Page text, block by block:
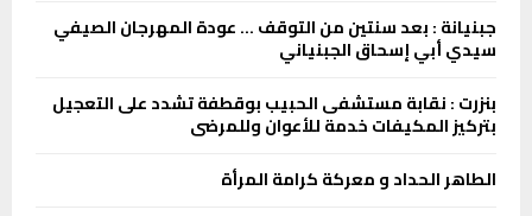
جبنيانة : بعد سنتين من التوقف … عودة المهرجان الصيفي
سيدي أبي إسحاق الجبنياني
بنزرت : نقابة مستشفى الحبيب بوقطفة تشدد على التعجيل
بتركيز المكيفات خدمة للأعوان وللمرضى
الطاهر الحداد و معركة كرامة المرأة